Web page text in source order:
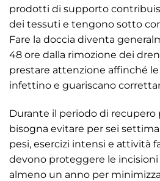
prodotti di supporto
dei tessuti e tengono sotto
Fare la doccia diventa
48 ore dalla rimozione dei
prestare attenzione affinché
infettino e guariscano
Durante il periodo di recupero
bisogna evitare per sei
pesi, esercizi intensi e attività
devono proteggere le incisioni
almeno un anno per